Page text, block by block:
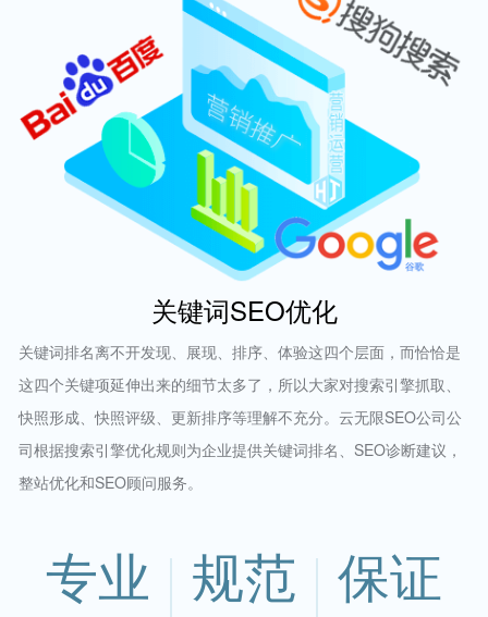
关键词SEO优化
关键词排名离不开发现、展现、排序、体验这四个层面，而恰恰是
这四个关键项延伸出来的细节太多了，所以大家对搜索引擎抓取、
快照形成、快照评级、更新排序等理解不充分。云无限SEO公司公
司根据搜索引擎优化规则为企业提供关键词排名、SEO诊断建议，
整站优化和SEO顾问服务。
专业 规范 保证